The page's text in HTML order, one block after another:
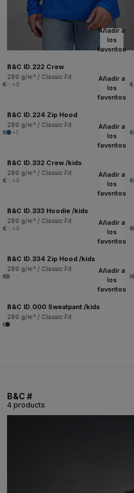
Añadir a
los
favoritos
B&C ID.222 Crew
280 g/m² / Classic Fit
+8
Añadir a
los
favoritos
B&C ID.224 Zip Hood
280 g/m² / Classic Fit
+1
Añadir a
los
favoritos
B&C ID.332 Crew /kids
280 g/m² / Classic Fit
+6
Añadir a
los
favoritos
B&C ID.333 Hoodie /kids
280 g/m² / Classic Fit
+6
Añadir a
los
favoritos
B&C ID.334 Zip Hood /kids
280 g/m² / Classic Fit
Añadir a
los
favoritos
B&C ID.000 Sweatpant /kids
280 g/m² / Classic Fit
B&C #
4 products